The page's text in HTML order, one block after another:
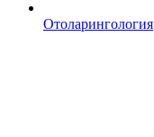
Отоларингология